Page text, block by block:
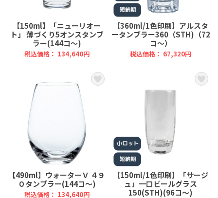
【150ml】「ニューリオー
ト」 薄づくり5オンスタンブ
ラー(144コ～)
税込価格： 134,640円
【360ml/1色印刷】アルスタ
ータンブラー360（STH)（72
コ～）
税込価格： 67,320円
【490ml】ウォーターＶ ４９
０タンブラー(144コ～)
税込価格： 134,640円
【150ml/1色印刷】「サージ
ュ」一口ビールグラス
150(STH)(96コ～)